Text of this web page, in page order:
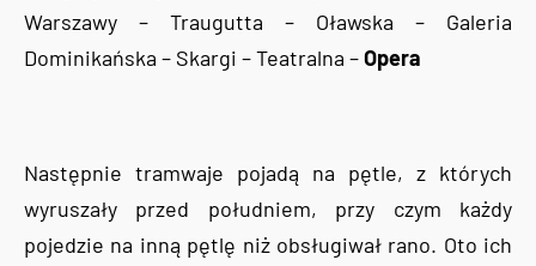
Warszawy – Traugutta – Oławska – Galeria
Dominikańska – Skargi – Teatralna –Opera
Następnie tramwaje pojadą na pętle, z których
wyruszały przed południem, przy czym każdy
pojedzie na inną pętlę niż obsługiwał rano. Oto ich